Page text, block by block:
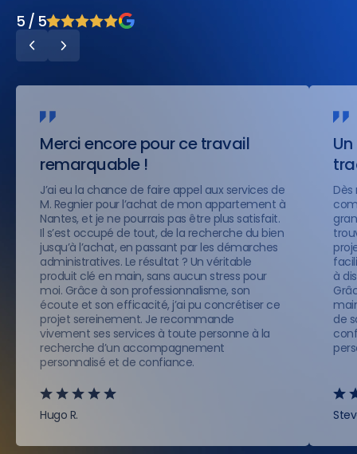
5 / 5
Merci encore pour ce travail
remarquable !
J’ai eu la chance de faire appel aux services de
M. Regnier pour l’achat de mon appartement à
Nantes, et je ne pourrais pas être plus satisfait.
Il s’est occupé de tout, de la recherche du bien
jusqu’à l’achat, en passant par les démarches
administratives. Le résultat ? Un véritable
produit clé en main, sans aucun stress pour
moi. Grâce à son professionnalisme, son
écoute et son efficacité, j’ai pu concrétiser ce
projet sereinement. Je recommande
vivement ses services à toute personne à la
recherche d’un accompagnement
personnalisé et de confiance.
Hugo R.
à
de